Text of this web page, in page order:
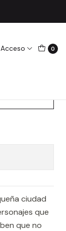
Acceso 0
ciudad
que
que no